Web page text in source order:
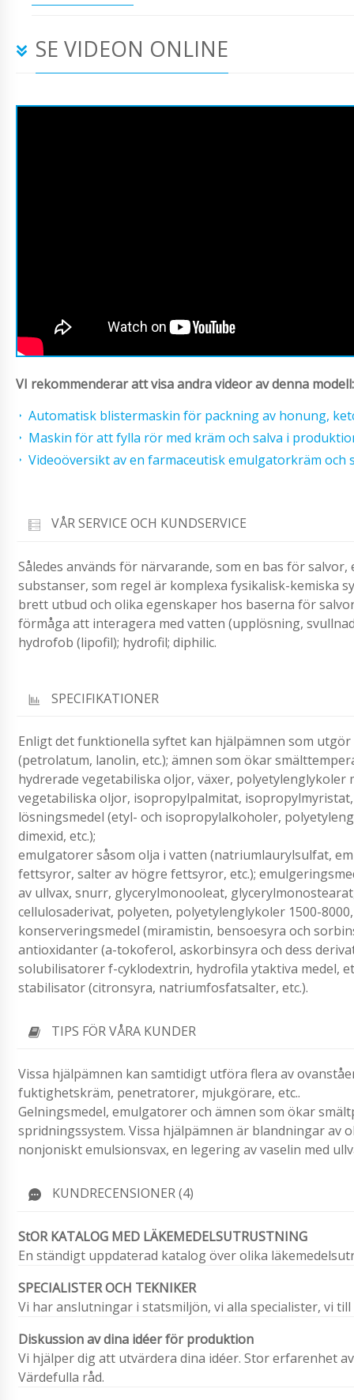
SE VIDEON ONLINE
VI rekommenderar att visa andra videor av denna modell:
Automatisk blistermaskin för packning av honung,
Maskin för att fylla rör med kräm och salva i
Videoöversikt av en farmaceutisk emulgatorkräm och
VÅR SERVICE OCH KUNDSERVICE
Således används för närvarande, som en bas för
substanser, som regel är komplexa fysikalisk-kemiska
brett utbud och olika egenskaper hos baserna för
förmåga att interagera med vatten (upplösning,
hydrofob (lipofil); hydrofil; diphilic.
SPECIFIKATIONER
Enligt det funktionella syftet kan hjälpämnen som
(petrolatum, lanolin, etc.); ämnen som ökar
hydrerade vegetabiliska oljor, växer,
vegetabiliska oljor, isopropylpalmitat,
lösningsmedel (etyl- och isopropylalkoholer,
dimexid, etc.);
emulgatorer såsom olja i vatten (natriumlaurylsulfat,
fettsyror, salter av högre fettsyror, etc.);
av ullvax, snurr, glycerylmonooleat,
cellulosaderivat, polyeten, polyetylenglykoler 1500-
konserveringsmedel (miramistin, bensoesyra och
antioxidanter (a-tokoferol, askorbinsyra och dess
solubilisatorer f-cyklodextrin, hydrofila ytaktiva medel,
stabilisator (citronsyra, natriumfosfatsalter, etc.).
TIPS FÖR VÅRA KUNDER
Vissa hjälpämnen kan samtidigt utföra flera av
fuktighetskräm, penetratorer, mjukgörare, etc..
Gelningsmedel, emulgatorer och ämnen som ökar
spridningssystem. Vissa hjälpämnen är blandningar av
nonjoniskt emulsionsvax, en legering av vaselin med
KUNDRECENSIONER (4)
StOR KATALOG MED LÄKEMEDELSUTRUSTNING
En ständigt uppdaterad katalog över olika
SPECIALISTER OCH TEKNIKER
Vi har anslutningar i statsmiljön, vi alla specialister, vi
Diskussion av dina idéer för produktion
Vi hjälper dig att utvärdera dina idéer. Stor erfarenhet
Värdefulla råd.